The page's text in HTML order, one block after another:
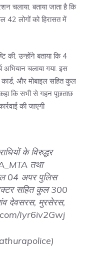
चलाया. बताया जाता है कि
लोगों को हिरासत में
की. उन्होंने बताया कि 4
चलाया गया. इस
और मोबाइल सहित कुल
कि सभी से गहन पूछताछ
की जाएगी
के विरुद्धर
तथा
04 अपर पुलिस
सहित कुल 300
गांव देवसरस, मुरसेरस,
Iyr6iv2Gwj